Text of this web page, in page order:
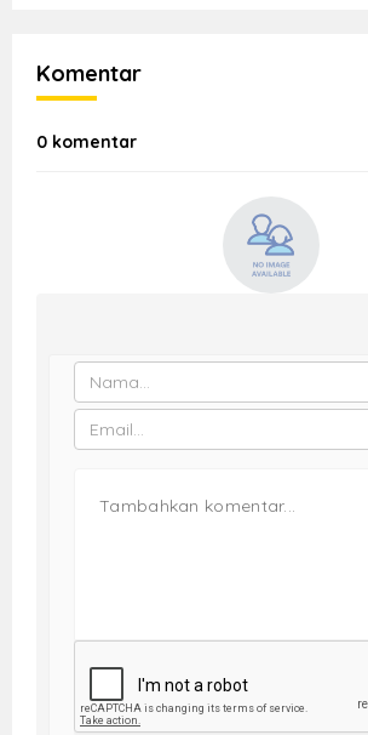
Komentar
0 komentar